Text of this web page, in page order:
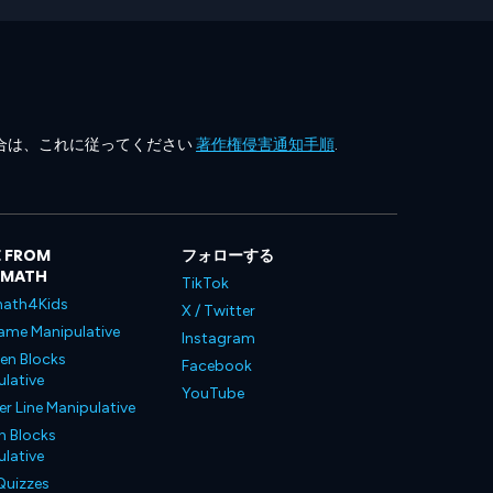
は、これに従ってください著作権侵害通知手順.
FROM
Manipulative
Blocks
Line Manipulative
Blocks
フォローする
TikTok
X / Twitter
Instagram
Facebook
YouTube